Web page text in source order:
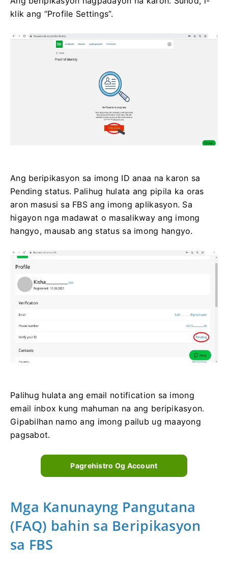
klik ang “Profile Settings”.
Ang beripikasyon sa imong ID anaa na karon sa
Pending status. Palihug hulata ang pipila ka oras
aron masusi sa FBS ang imong aplikasyon. Sa
higayon nga madawat o masalikway ang imong
hangyo, mausab ang status sa imong hangyo.
Palihug hulata ang email notification sa imong
email inbox kung mahuman na ang beripikasyon.
Gipabilhan namo ang imong pailub ug maayong
pagsabot.
Pagrehistro Og Account
Mga Kanunayng Pangutana
(FAQ) bahin sa Beripikasyon
sa FBS